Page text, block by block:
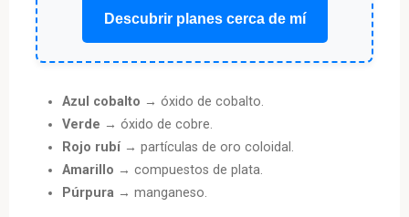
Descubrir planes cerca de mí
Azul cobalto → óxido de cobalto.
Verde → óxido de cobre.
Rojo rubí→ partículas de oro coloidal.
Amarillo → compuestos de plata.
Púrpura → manganeso.